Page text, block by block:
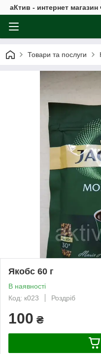
аКтив - интернет
Товари та послуги
Якобс 60 г
В наявності
Код: к023
Роздріб
100 ₴